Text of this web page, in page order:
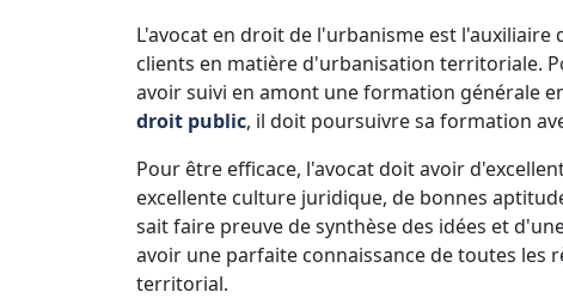
L'avocat en droit de l'urbanisme est
clients en matière d'urbanisation territoriale.
avoir suivi en amont une formation générale
droit public, il doit poursuivre sa formation
Pour être efficace, l'avocat doit avoir
excellente culture juridique, de bonnes
sait faire preuve de synthèse des idées et
avoir une parfaite connaissance de toutes
territorial.